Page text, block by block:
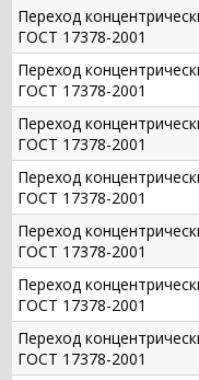
Переход
ГОСТ 17378-2001
Переход
ГОСТ 17378-2001
Переход
ГОСТ 17378-2001
Переход
ГОСТ 17378-2001
Переход
ГОСТ 17378-2001
Переход
ГОСТ 17378-2001
Переход
ГОСТ 17378-2001